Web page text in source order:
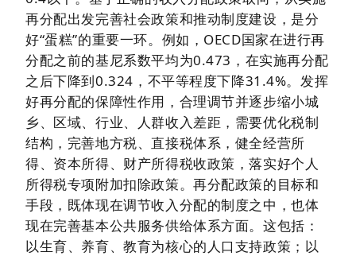
再分配出发完善社会政策和推动制度建设，是分
好“蛋糕”的重要一环。例如，OECD国家在进行再
分配之前的基尼系数平均为0.473，在实施再分配
之后下降到0.324，不平等程度下降31.4%。发挥
好再分配的保障性作用，合理调节并逐步缩小城
乡、区域、行业、人群收入差距，需要优化税制
结构，完善地方税、直接税体系，健全经营所
得、资本所得、财产所得税收政策，落实好个人
所得税专项附加扣除政策。再分配政策的目标和
手段，既体现在调节收入分配的制度之中，也体
现在完善基本公共服务供给体系方面。这包括：
以生育、养育、教育为核心的人口支持政策；以